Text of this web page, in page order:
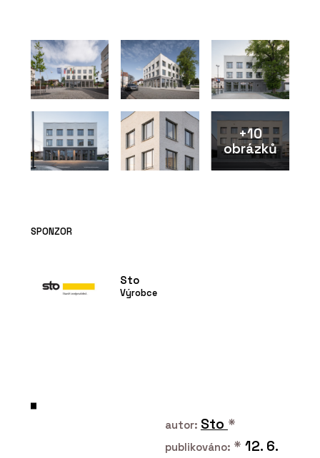
+10
obrázků
SPONZOR
Sto
Výrobce
autor: Sto *
publikováno: * 12. 6.